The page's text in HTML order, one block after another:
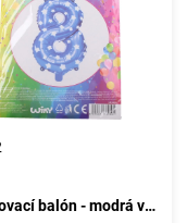
Nafukovací balón - modrá varianta číslo osm